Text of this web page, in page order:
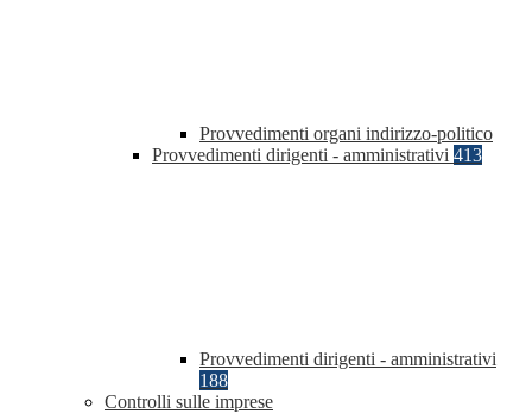
Provvedimenti organi indirizzo-politico
Provvedimenti dirigenti - amministrativi 413
Provvedimenti dirigenti - amministrativi
188
Controlli sulle imprese